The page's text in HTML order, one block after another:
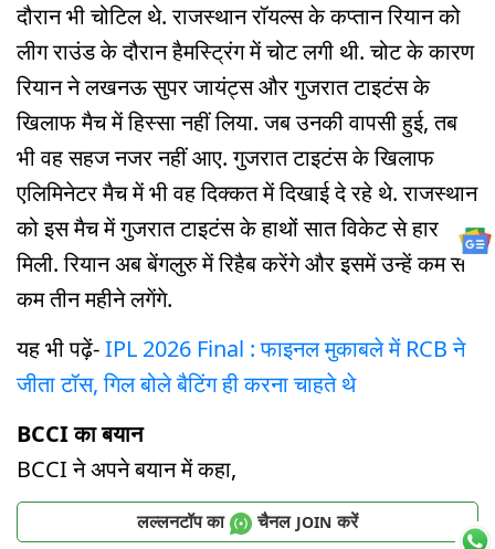
दौरान भी चोटिल थे. राजस्थान रॉयल्स के कप्तान रियान को
लीग राउंड के दौरान हैमस्ट्रिंग में चोट लगी थी. चोट के कारण
रियान ने लखनऊ सुपर जायंट्स और गुजरात टाइटंस के
खिलाफ मैच में हिस्सा नहीं लिया. जब उनकी वापसी हुई, तब
भी वह सहज नजर नहीं आए. गुजरात टाइटंस के खिलाफ
एलिमिनेटर मैच में भी वह दिक्कत में दिखाई दे रहे थे. राजस्थान
को इस मैच में गुजरात टाइटंस के हाथों सात विकेट से हार
मिली. रियान अब बेंगलुरु में रिहैब करेंगे और इसमें उन्हें कम से
कम तीन महीने लगेंगे.
यह भी पढ़ें-IPL 2026 Final : फाइनल मुकाबले में RCB ने
जीता टॉस, गिल बोले बैटिंग ही करना चाहते थे
BCCI का बयान
BCCI ने अपने बयान में कहा,
लल्लनटॉप का चैनल JOIN करें